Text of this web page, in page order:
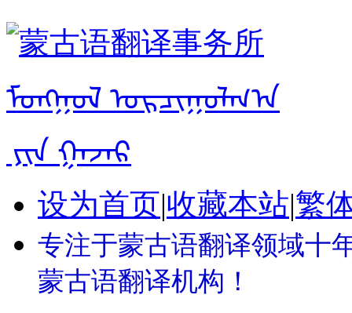
设为首页|收藏本站|繁
专注于蒙古语翻译领域十
蒙古语翻译机构！